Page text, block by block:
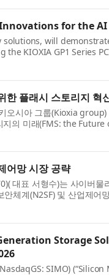
for the AI
will
KIOXIA GP1 Series
direct access, are
한 플래시 스토리지 혁
오시아 그룹(Kioxia
지의 미래(FMS: the
된 키오시아 GP1 시리즈
어망 시장 공략
대표 서형수)는 사이버물
체계(N2SF) 및 산업제어
일 밝혔다. 두 회사는 원격
Storage
SIMO) (“Silicon